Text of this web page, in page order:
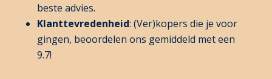
beste advies.
Klanttevredenheid: (Ver)kopers die je voor
gingen, beoordelen ons gemiddeld met een
9.7!